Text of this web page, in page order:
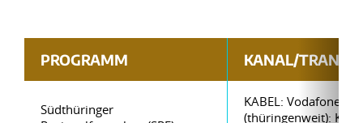
PROGRAMM KANAL/
Südthüringer
KABEL: Vodafone
(thüringenweit):